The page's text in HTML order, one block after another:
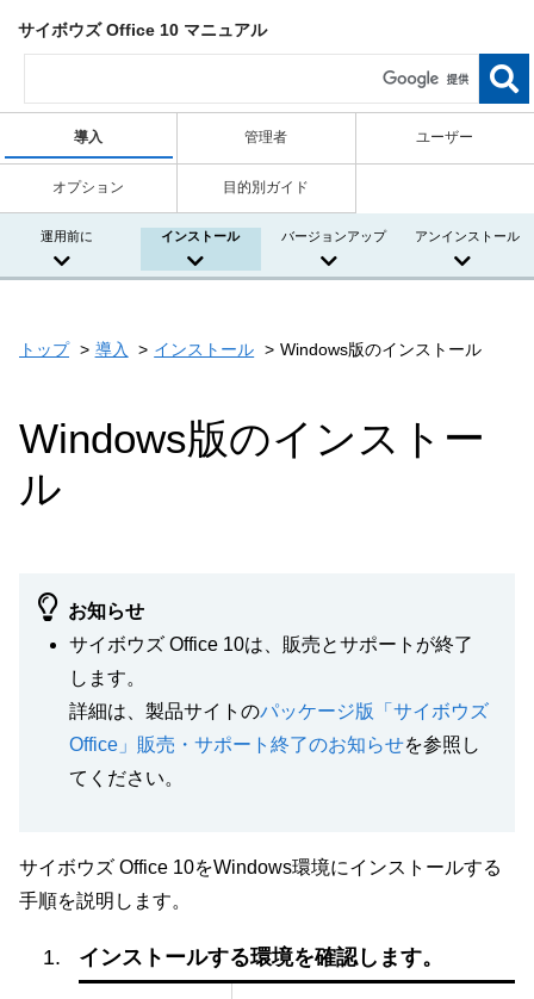
サイボウズ Office 10 マニュアル
導入 管理者 ユーザー
オプション 目的別ガイド
運用前に インストール バージョンアップ アンインストール
トップ 導入 インストール Windows版のインストール
Windows版のインストー
ル
お知らせ
サイボウズ Office 10は、販売とサポートが終了
します。
詳細は、製品サイトのパッケージ版「サイボウズ
Office」販売・サポート終了のお知らせを参照し
てください。
サイボウズ Office 10をWindows環境にインストールする
手順を説明します。
インストールする環境を確認します。